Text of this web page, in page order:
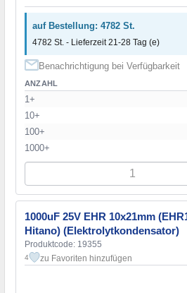
auf Bestellung: 4782 St.
4782 St. - Lieferzeit 21-28 Tag (e)
Benachrichtigung bei Verfügbarkeit
ANZAHL
1+
10+
100+
1000+
1000uF 25V EHR 10x21mm
Hitano) (Elektrolytkondensator)
Produktcode: 19355
4 zu Favoriten hinzufügen